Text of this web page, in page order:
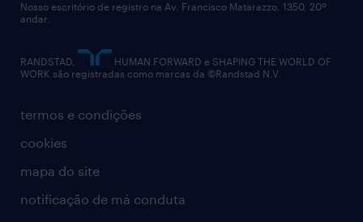
termos e condições
cookies
mapa do site
notificação de má conduta
Nosso escritório de registro na Av. Francisco Matarazzo, 1350, 20º
andar.
RANDSTAD,
HUMAN FORWARD e SHAPING THE WORLD OF
WORK são registradas como marcas da ©Randstad N.V.